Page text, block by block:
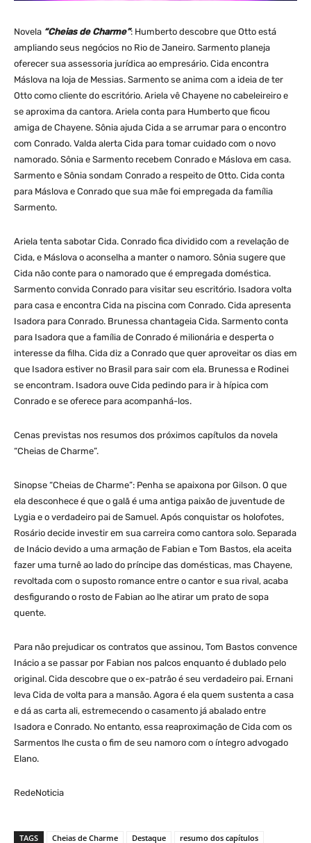
Novela “Cheias de Charme”: Humberto descobre que Otto está
ampliando seus negócios no Rio de Janeiro. Sarmento planeja
oferecer sua assessoria jurídica ao empresário. Cida encontra
Máslova na loja de Messias. Sarmento se anima com a ideia de ter
Otto como cliente do escritório. Ariela vê Chayene no cabeleireiro e
se aproxima da cantora. Ariela conta para Humberto que ficou
amiga de Chayene. Sônia ajuda Cida a se arrumar para o encontro
com Conrado. Valda alerta Cida para tomar cuidado com o novo
namorado. Sônia e Sarmento recebem Conrado e Máslova em casa.
Sarmento e Sônia sondam Conrado a respeito de Otto. Cida conta
para Máslova e Conrado que sua mãe foi empregada da família
Sarmento.
Ariela tenta sabotar Cida. Conrado fica dividido com a revelação de
Cida, e Máslova o aconselha a manter o namoro. Sônia sugere que
Cida não conte para o namorado que é empregada doméstica.
Sarmento convida Conrado para visitar seu escritório. Isadora volta
para casa e encontra Cida na piscina com Conrado. Cida apresenta
Isadora para Conrado. Brunessa chantageia Cida. Sarmento conta
para Isadora que a família de Conrado é milionária e desperta o
interesse da filha. Cida diz a Conrado que quer aproveitar os dias em
que Isadora estiver no Brasil para sair com ela. Brunessa e Rodinei
se encontram. Isadora ouve Cida pedindo para ir à hípica com
Conrado e se oferece para acompanhá-los.
Cenas previstas nos resumos dos próximos capítulos da novela
“Cheias de Charme”.
Sinopse “Cheias de Charme”: Penha se apaixona por Gilson. O que
ela desconhece é que o galã é uma antiga paixão de juventude de
Lygia e o verdadeiro pai de Samuel. Após conquistar os holofotes,
Rosário decide investir em sua carreira como cantora solo. Separada
de Inácio devido a uma armação de Fabian e Tom Bastos, ela aceita
fazer uma turnê ao lado do príncipe das domésticas, mas Chayene,
revoltada com o suposto romance entre o cantor e sua rival, acaba
desfigurando o rosto de Fabian ao lhe atirar um prato de sopa
quente.
Para não prejudicar os contratos que assinou, Tom Bastos convence
Inácio a se passar por Fabian nos palcos enquanto é dublado pelo
original. Cida descobre que o ex-patrão é seu verdadeiro pai. Ernani
leva Cida de volta para a mansão. Agora é ela quem sustenta a casa
e dá as carta ali, estremecendo o casamento já abalado entre
Isadora e Conrado. No entanto, essa reaproximação de Cida com os
Sarmentos lhe custa o fim de seu namoro com o íntegro advogado
Elano.
RedeNoticia
TAGS Cheias de Charme Destaque resumo dos capítulos